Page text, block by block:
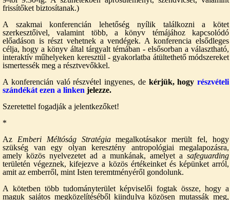
frissítőket biztosítanak.)
A szakmai konferencián lehetőség nyílik találkozni a kötet
szerkesztőivel, valamint több, a könyv témájához kapcsolódó
előadáson is részt vehetnek a vendégek. A konferencia elsődleges
célja, hogy a könyv által tárgyalt témában - elsősorban a választható,
interaktív műhelyeken keresztül - gyakorlatba átültethető módszereket
ismertessék meg a résztvevőkkel.
A konferencián való részvétel ingyenes, de kérjük, hogy részvételi
szándékát ezen a linken jelezze.
Szeretettel fogadják a jelentkezőket!
*
Az Emberi Méltóság Stratégiamegalkotásakor merült fel, hogy
szükség van egy olyan keresztény antropológiai megalapozásra,
amely közös nyelvezetet ad a munkának, amelyet a safeguarding
területén végeznek, kifejezve a közös értékeinket és képünket arról,
amit az emberről, mint Isten teremtményéről gondolunk.
A kötetben több tudományterület képviselői fogtak össze, hogy a
maguk sajátos megközelítéséből kiindulva közösen mutassák meg,